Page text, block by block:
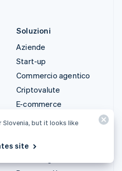
Soluzioni
Aziende
Start-up
Commercio agentico
Criptovalute
E-commerce
Automazione per finanza
Slovenia, but it looks like
site